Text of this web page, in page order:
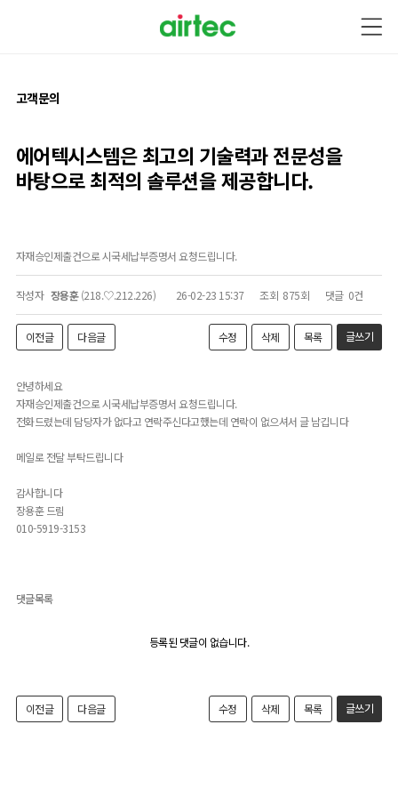
고객문의
에어텍시스템은 최고의 기술력과전문성을
바탕으로최적의 솔루션을 제공합니다.
자재승인제출건으로 시국세납부증명서 요청드립니다.
작성자 장용훈(218.♡.212.226) 26-02-23 15:37 조회 875회 댓글 0건
이전글 다음글 수정 삭제 목록 글쓰기
안녕하세요
자재승인제출건으로 시국세납부증명서 요청드립니다.
전화드렸는데 담당자가 없다고 연락주신다고했는데 연락이 없으셔서 글 남깁니다
메일로 전달 부탁드립니다
감사합니다
장용훈 드림
010-5919-3153
댓글목록
등록된 댓글이 없습니다.
이전글 다음글 수정 삭제 목록 글쓰기